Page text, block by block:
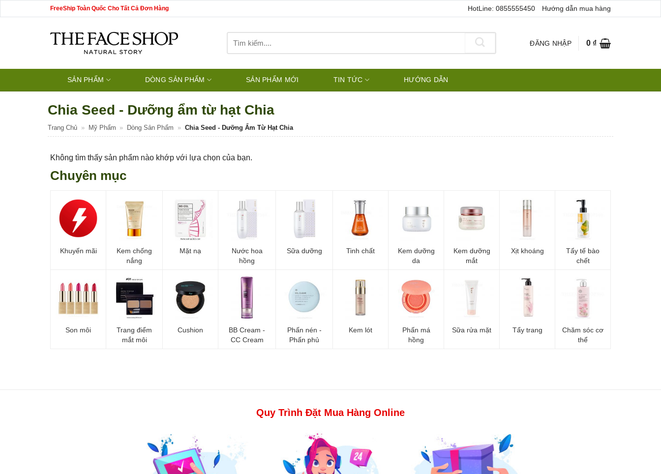
qua
FreeShip Toàn Quốc Cho Tất Cả Đơn Hàng HotLine: 0855555450 Hướng dẫn mua hàng
kiếm:
ĐĂNG NHẬP 0 ₫
SẢN PHẨM DÒNG SẢN PHẨM SẢN PHẨM MỚI TIN TỨC HƯỚNG DẪN
Chia Seed - Dưỡng ẩm từ hạt Chia
Trang Chủ » Mỹ Phẩm » Dòng Sản Phẩm » Chia Seed - Dưỡng Ẩm Từ Hạt Chia
Không tìm thấy sản phẩm nào khớp với lựa chọn của bạn.
Chuyên mục
Khuyến mãi
Kem chống
nắng
Mặt nạ
Nước hoa
hồng
Sữa dưỡng Tinh chất
Kem dưỡng
da
Kem dưỡng
mắt
Xịt khoáng
Tẩy tế bào
chết
Son môi
Trang điểm
mắt môi
Cushion
BB Cream -
CC Cream
Phấn nén -
Phấn phủ
Kem lót
Phấn má
hồng
Sữa rửa mặt Tẩy trang
Chăm sóc cơ
thể
Quy Trình Đặt Mua Hàng Online